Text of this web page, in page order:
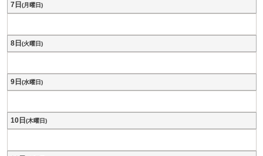
7日 (月曜日)
8日 (火曜日)
9日 (水曜日)
10日 (木曜日)